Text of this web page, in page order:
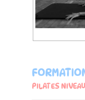
PILATES